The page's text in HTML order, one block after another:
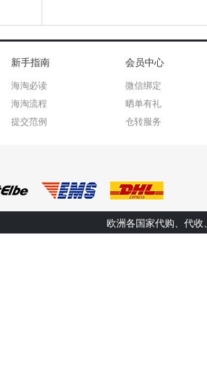
新手指南
海淘必读
海淘流程
提交范例
会员中心
微信绑定
晒单有礼
仓转服务
欧洲各国家代购、代